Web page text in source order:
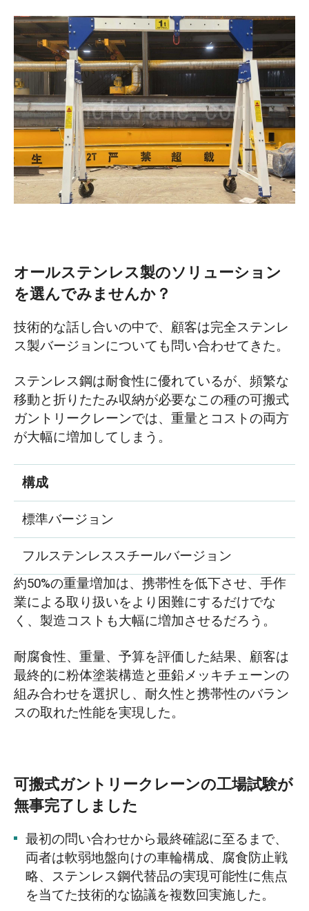
オールステンレス製のソリューション
を選んでみませんか？
技術的な話し合いの中で、顧客は完全ステンレ
ス製バージョンについても問い合わせてきた。
ステンレス鋼は耐食性に優れているが、頻繁な
移動と折りたたみ収納が必要なこの種の可搬式
ガントリークレーンでは、重量とコストの両方
が大幅に増加してしまう。
構成
標準バージョン
フルステンレススチールバージョン
約50%の重量増加は、携帯性を低下させ、手作
業による取り扱いをより困難にするだけでな
く、製造コストも大幅に増加させるだろう。
耐腐食性、重量、予算を評価した結果、顧客は
最終的に粉体塗装構造と亜鉛メッキチェーンの
組み合わせを選択し、耐久性と携帯性のバラン
スの取れた性能を実現した。
可搬式ガントリークレーンの工場試験が
無事完了しました
最初の問い合わせから最終確認に至るまで、
両者は軟弱地盤向けの車輪構成、腐食防止戦
略、ステンレス鋼代替品の実現可能性に焦点
を当てた技術的な協議を複数回実施した。